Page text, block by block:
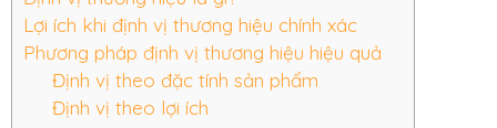
Lợi ích khi định vị thương hiệu chính xác
Phương pháp định vị thương hiệu hiệu quả
Định vị theo đặc tính sản phẩm
Định vị theo lợi ích